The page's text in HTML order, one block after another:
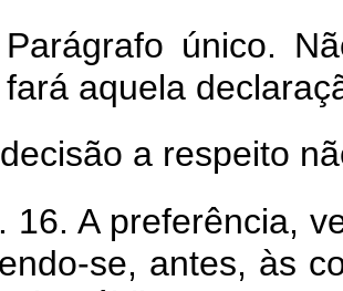
Parágrafo único.
aquela
a respeito
16. A preferência,
se, antes, às